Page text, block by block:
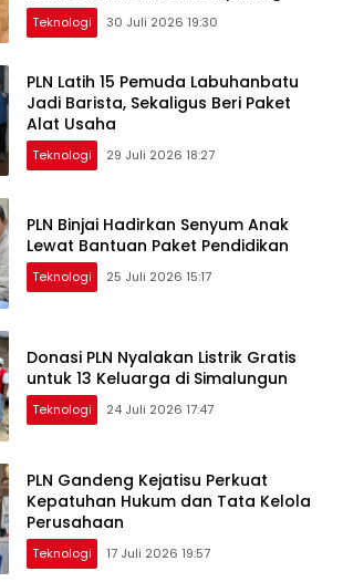
Teknologi 30 Juli 2026 19:30
PLN Latih 15 Pemuda Labuhanbatu
Jadi Barista, Sekaligus Beri Paket
Alat Usaha
Teknologi 29 Juli 2026 18:27
PLN Binjai Hadirkan Senyum Anak
Lewat Bantuan Paket Pendidikan
Teknologi 25 Juli 2026 15:17
Donasi PLN Nyalakan Listrik Gratis
untuk 13 Keluarga di Simalungun
Teknologi 24 Juli 2026 17:47
PLN Gandeng Kejatisu Perkuat
Kepatuhan Hukum dan Tata Kelola
Perusahaan
Teknologi 17 Juli 2026 19:57